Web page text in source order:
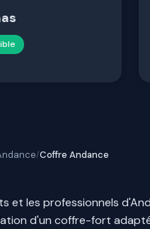
/Coffre Andance
les professionnels
d'un coffre-fort